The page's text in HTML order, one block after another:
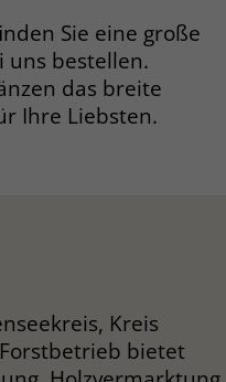
Sie eine große
uns bestellen.
das breite
Ihre Liebsten.
Kreis
bietet
ist